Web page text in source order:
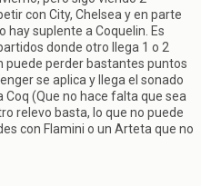
con City, Chelsea y en parte
hay suplente a Coquelin. Es
donde otro llega 1 o 2
puede perder bastantes puntos
se aplica y llega el sonado
(Que no hace falta que sea
relevo basta, lo que no puede
con Flamini o un Arteta que no